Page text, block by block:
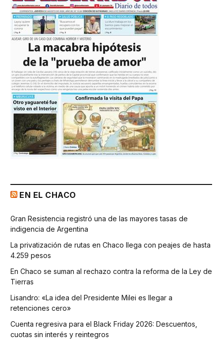
EN EL CHACO
Gran Resistencia registró una de las mayores tasas de
indigencia de Argentina
La privatización de rutas en Chaco llega con peajes de hasta
4.259 pesos
En Chaco se suman al rechazo contra la reforma de la Ley de
Tierras
Lisandro: «La idea del Presidente Milei es llegar a
retenciones cero»
Cuenta regresiva para el Black Friday 2026: Descuentos,
cuotas sin interés y reintegros